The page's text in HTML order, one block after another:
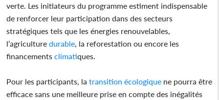
verte. Les initiateurs du programme estiment indispensable
de renforcer leur participation dans des secteurs
stratégiques tels que les énergies renouvelables,
l’agriculture durable , la reforestation ou encore les
financements climatiques.
Pour les participants, la transition écologique ne pourra être
efficace sans une meilleure prise en compte des inégalités